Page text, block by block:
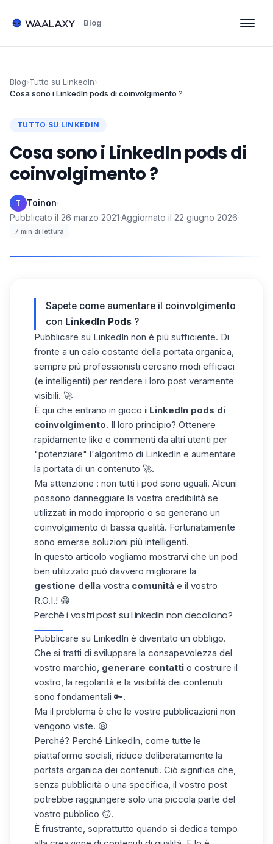
Blog
Blog›Tutto su LinkedIn›
Cosa sono i LinkedIn pods di coinvolgimento ?
TUTTO SU LINKEDIN
Cosa sono i LinkedIn pods di
coinvolgimento ?
T Toinon·
Pubblicato il 26 marzo 2021·Aggiornato il 22 giugno 2026·
7 min di lettura
Sapete come aumentare il coinvolgimento
con LinkedIn Pods ?
Pubblicare su LinkedIn non è più sufficiente. Di
fronte a un calo costante della portata organica,
sempre più professionisti cercano modi efficaci
(e intelligenti) per rendere i loro post veramente
visibili. 🚀
È qui che entrano in gioco i LinkedIn pods di
coinvolgimento. Il loro principio? Ottenere
rapidamente like e commenti da altri utenti per
"potenziare" l'algoritmo di LinkedIn e aumentare
la portata di un contenuto 🚀.
Ma attenzione : non tutti i pod sono uguali. Alcuni
possono danneggiare la vostra credibilità se
utilizzati in modo improprio o se generano un
coinvolgimento di bassa qualità. Fortunatamente
sono emerse soluzioni più intelligenti.
In questo articolo vogliamo mostrarvi che un pod
ben utilizzato può davvero migliorare la
gestione della vostra comunità e il vostro
R.O.I.! 😁
Perché i vostri post su LinkedIn non decollano?
Pubblicare su LinkedIn è diventato un obbligo.
Che si tratti di sviluppare la consapevolezza del
vostro marchio, generare contatti o costruire il
vostro, la regolarità e la visibilità dei contenuti
sono fondamentali 🔑.
Ma il problema è che le vostre pubblicazioni non
vengono viste. 😫
Perché? Perché LinkedIn, come tutte le
piattaforme sociali, riduce deliberatamente la
portata organica dei contenuti. Ciò significa che,
senza pubblicità o una specifica, il vostro post
potrebbe raggiungere solo una piccola parte del
vostro pubblico 🙃.
È frustrante, soprattutto quando si dedica tempo